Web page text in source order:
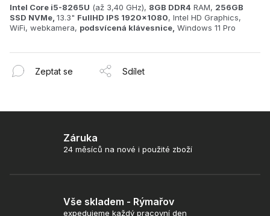
Intel Core i5-8265U (až 3,40 GHz), 8GB DDR4 RAM, 256GB
SSD NVMe, 13.3" FullHD IPS 1920x1080, Intel HD Graphics,
WiFi, webkamera, podsvícená klávesnice, Windows 11 Pro
Zeptat se Sdílet
Záruka
24 měsíců na nové i použité zboží
Vše skladem - Rýmařov
expedujeme každý pracovní den